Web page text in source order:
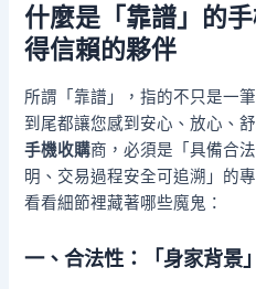
什麼是「靠譜」的
得信賴的夥伴
所謂「靠譜」，指的不只是一
到尾都讓您感到安心、放心、
手機收購商，必須是「具備合
明、交易過程安全可追溯」的
看看細節裡藏著哪些魔鬼：
一、合法性：「身家背景